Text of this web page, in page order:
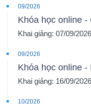
09/2026
Khóa học online
Khai giảng: 07/09/
09/2026
Khóa học online
Khai giảng: 16/09/
10/2026